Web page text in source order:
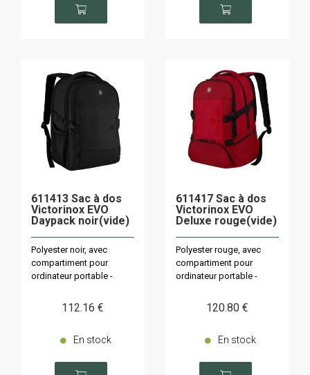
611413 Sac à dos
Victorinox EVO
Daypack noir(vide)
Polyester noir, avec
compartiment pour
ordinateur portable -
112.16 €
En stock
611417 Sac à dos
Victorinox EVO
Deluxe rouge(vide)
Polyester rouge, avec
compartiment pour
ordinateur portable -
120.80 €
En stock